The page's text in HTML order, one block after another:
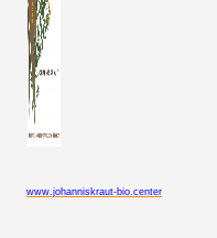
www.johanniskraut-bio.center